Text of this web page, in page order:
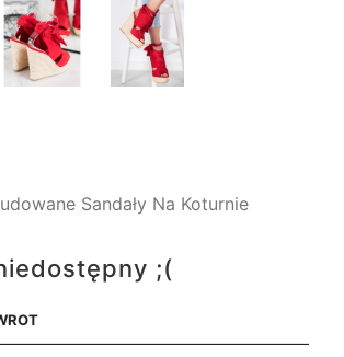
Sandały Na Koturnie
;(